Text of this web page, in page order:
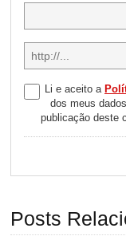
Li e aceito a
dos meus
publicação deste
Posts